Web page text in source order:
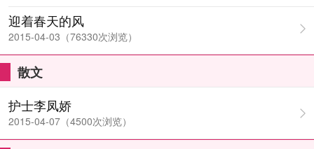
迎着春天的风
2015-04-03（76330次浏览）
散文
护士李凤娇
2015-04-07（4500次浏览）